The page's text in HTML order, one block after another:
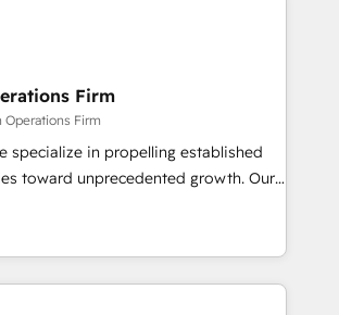
Award-winning creative
excellence, we deliver
solutions tailored to drive
and operational efficiency. Why
HubSpot Expertise: Our
in CRM implementation,
and revenue operations. 🤝
From onboarding and
your business needs. 🌟 Proven
helped businesses of all sizes
Firm
Operations Firm
specialize in propelling established
toward unprecedented growth. Our
tuning and enhancing your growth,
operations. Unlike conventional
we dive deep into the
of your business, ensuring that